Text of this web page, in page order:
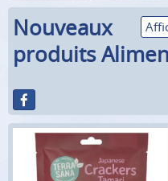
Nouveaux
produits